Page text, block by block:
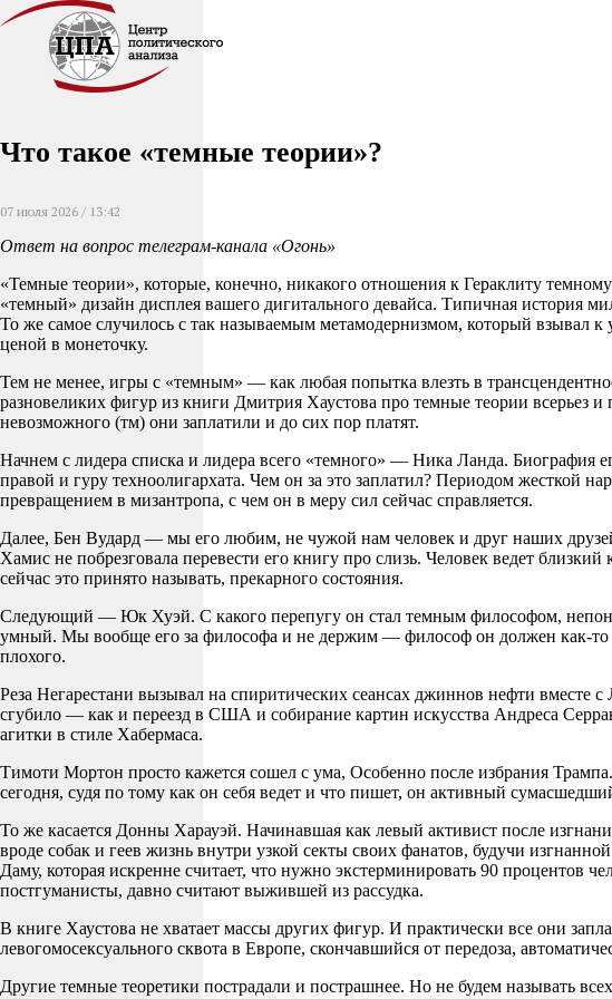
Что такое «темные теории»?
07 июля 2026 / 13:42
Ответ на вопрос телеграм-канала «Огонь»
«Темные теории», которые, конечно, никакого отношения к Гераклиту
«темный» дизайн дисплея вашего дигитального девайса. Типичная история
То же самое случилось с так называемым метамодернизмом, который взывал
ценой в монеточку.
Тем не менее, игры с «темным» — как любая попытка влезть в
разновеликих фигур из книги Дмитрия Хаустова про темные теории
невозможного (тм) они заплатили и до сих пор платят.
Начнем с лидера списка и лидера всего «темного» — Ника Ланда. Биография
правой и гуру техноолигархата. Чем он за это заплатил? Периодом жесткой
превращением в мизантропа, с чем он в меру сил сейчас справляется.
Далее, Бен Вудард — мы его любим, не чужой нам человек и друг наших
Хамис не побрезговала перевести его книгу про слизь. Человек ведет
сейчас это принято называть, прекарного состояния.
Следующий — Юк Хуэй. С какого перепугу он стал темным философом,
умный. Мы вообще его за философа и не держим — философ он должен как-то
плохого.
Реза Негарестани вызывал на спиритических сеансах джиннов нефти вместе
сгубило — как и переезд в США и собирание картин искусства Андреса
агитки в стиле Хабермаса.
Тимоти Мортон просто кажется сошел с ума, Особенно после избрания
сегодня, судя по тому как он себя ведет и что пишет, он активный
То же касается Донны Харауэй. Начинавшая как левый активист после
вроде собак и геев жизнь внутри узкой секты своих фанатов, будучи
Даму, которая искренне считает, что нужно экстерминировать 90 процентов
постгуманисты, давно считают выжившей из рассудка.
В книге Хаустова не хватает массы других фигур. И практически все они
левогомосексуального сквота в Европе, скончавшийся от передоза,
Другие темные теоретики пострадали и пострашнее. Но не будем называть